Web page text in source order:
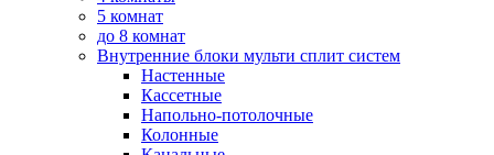
5 комнат
до 8 комнат
Внутренние блоки мульти сплит систем
Настенные
Кассетные
Напольно-потолочные
Колонные